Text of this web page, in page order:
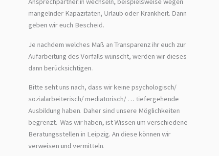
mangelnder Kapazitäten, Urlaub oder Krankheit. Dann
geben wir euch Bescheid.
Je nachdem welches Maß an Transparenz ihr euch zur
Aufarbeitung des Vorfalls wünscht, werden wir dieses
dann berücksichtigen.
Bitte seht uns nach, dass wir keine psychologisch/
sozialarbeiterisch/ mediatorisch/ … tiefergehende
Ausbildung haben. Daher sind unsere Möglichkeiten
begrenzt. Was wir haben, ist Wissen um verschiedene
Beratungsstellen in Leipzig. An diese können wir
verweisen und vermitteln.